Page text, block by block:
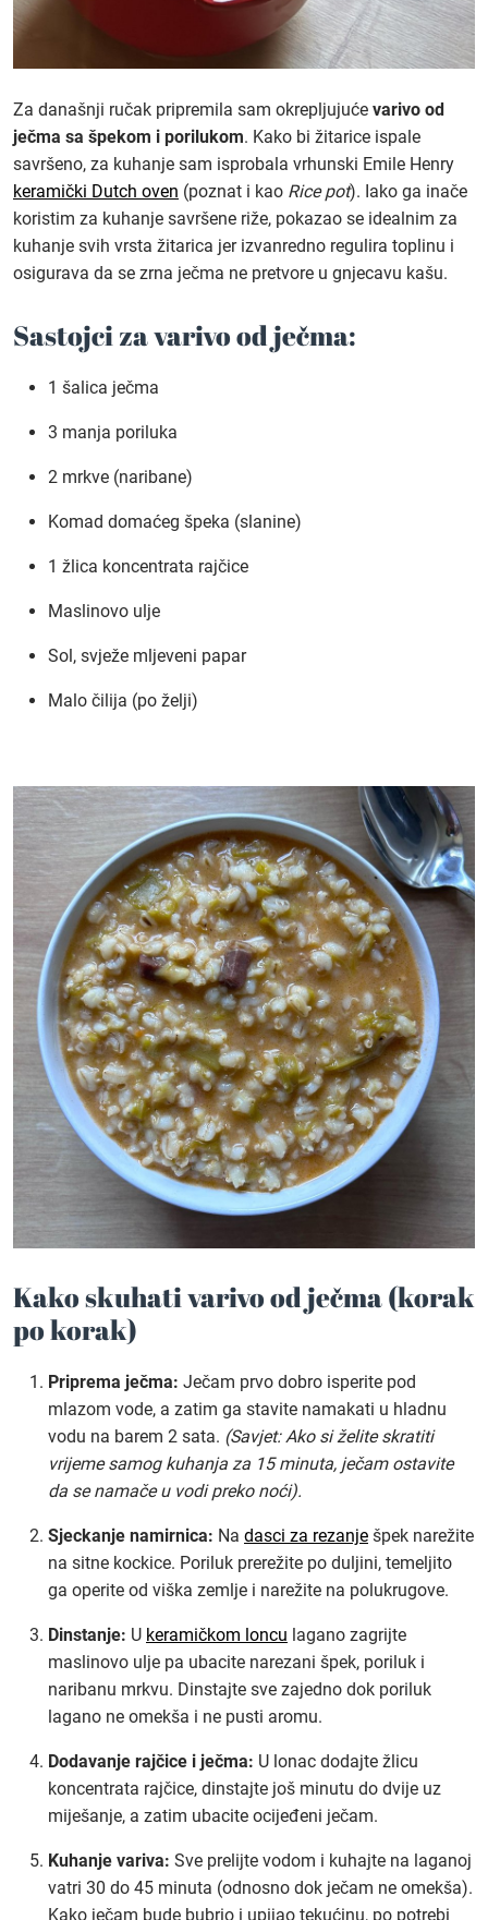
Za današnji ručak pripremila sam okrepljujuće varivo od
ječma sa špekom i porilukom. Kako bi žitarice ispale
savršeno, za kuhanje sam isprobala vrhunski Emile Henry
keramički Dutch oven (poznat i kao Rice pot). Iako ga inače
koristim za kuhanje savršene riže, pokazao se idealnim za
kuhanje svih vrsta žitarica jer izvanredno regulira toplinu i
osigurava da se zrna ječma ne pretvore u gnjecavu kašu.
Sastojci za varivo od ječma:
1 šalica ječma
3 manja poriluka
2 mrkve (naribane)
Komad domaćeg špeka (slanine)
1 žlica koncentrata rajčice
Maslinovo ulje
Sol, svježe mljeveni papar
Malo čilija (po želji)
Kako skuhati varivo od ječma (korak
po korak)
Priprema ječma: Ječam prvo dobro isperite pod
mlazom vode, a zatim ga stavite namakati u hladnu
vodu na barem 2 sata. (Savjet: Ako si želite skratiti
vrijeme samog kuhanja za 15 minuta, ječam ostavite
da se namače u vodi preko noći).
Sjeckanje namirnica: Na dasci za rezanje špek narežite
na sitne kockice. Poriluk prerežite po duljini, temeljito
ga operite od viška zemlje i narežite na polukrugove.
Dinstanje: U keramičkom loncu lagano zagrijte
maslinovo ulje pa ubacite narezani špek, poriluk i
naribanu mrkvu. Dinstajte sve zajedno dok poriluk
lagano ne omekša i ne pusti aromu.
Dodavanje rajčice i ječma: U lonac dodajte žlicu
koncentrata rajčice, dinstajte još minutu do dvije uz
miješanje, a zatim ubacite ocijeđeni ječam.
Kuhanje variva: Sve prelijte vodom i kuhajte na laganoj
vatri 30 do 45 minuta (odnosno dok ječam ne omekša).
Kako ječam bude bubrio i upijao tekućinu, po potrebi